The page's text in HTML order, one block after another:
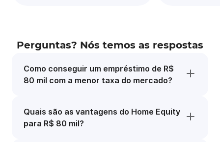
Perguntas? Nós temos as respostas
Como conseguir um empréstimo de R$
80 mil com a menor taxa do mercado?
Quais são as vantagens do Home Equity
para R$ 80 mil?